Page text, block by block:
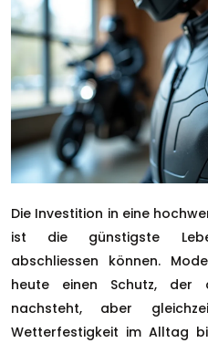
Die Investition in eine
ist die günstigste
abschliessen können.
heute einen Schutz,
nachsteht, aber
Wetterfestigkeit im Alltag